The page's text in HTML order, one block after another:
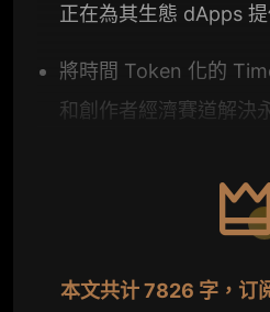
正在為其生態 dApps
將時間 Token 化的
和創作者經濟賽道解決
本文共计 7826 字，订